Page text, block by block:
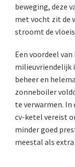
beweging, deze
met vocht zit de
stroomt de
Een voordeel
milieuvriendelijk
beheer en
zonneboiler
te verwarmen.
cv-ketel vereist
minder goed
meestal als